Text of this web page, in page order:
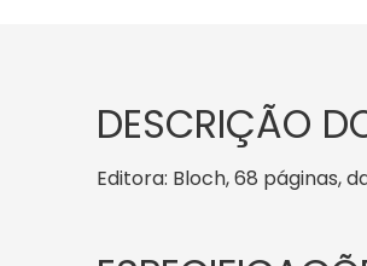
DESCRIÇÃO
Editora: Bloch, 68 páginas,